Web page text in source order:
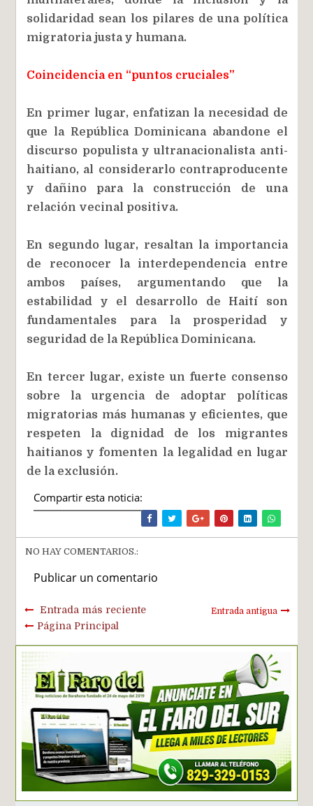
solidaridad sean los pilares de una política
migratoria justa y humana.
Coincidencia en “puntos cruciales”
En primer lugar, enfatizan la necesidad de
que la República Dominicana abandone el
discurso populista y ultranacionalista anti-
haitiano, al considerarlo contraproducente
y dañino para la construcción de una
relación vecinal positiva.
En segundo lugar, resaltan la importancia
de reconocer la interdependencia entre
ambos países, argumentando que la
estabilidad y el desarrollo de Haití son
fundamentales para la prosperidad y
seguridad de la República Dominicana.
En tercer lugar, existe un fuerte consenso
sobre la urgencia de adoptar políticas
migratorias más humanas y eficientes, que
respeten la dignidad de los migrantes
haitianos y fomenten la legalidad en lugar
de la exclusión.
Compartir esta noticia:
NO HAY COMENTARIOS.:
Publicar un comentario
Entrada más reciente Entrada antigua
Página Principal